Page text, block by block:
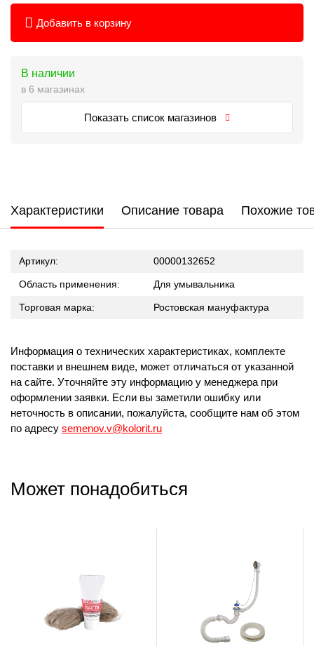
Добавить в корзину
В наличии
в 6 магазинах
Показать список магазинов
Характеристики Описание товара Похожие
Артикул: 00000132652
Область применения: Для умывальника
Торговая марка: Ростовская мануфактура
Информация о технических характеристиках, комплекте
поставки и внешнем виде, может отличаться от указанной
на сайте. Уточняйте эту информацию у менеджера при
оформлении заявки. Если вы заметили ошибку или
неточность в описании, пожалуйста, сообщите нам об этом
по адресу semenov.v@kolorit.ru
Может понадобиться